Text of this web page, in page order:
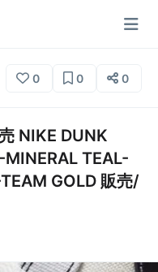
0 0 0
NIKE DUNK
TEAL-
GOLD 販売/